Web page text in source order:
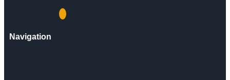
Navigation